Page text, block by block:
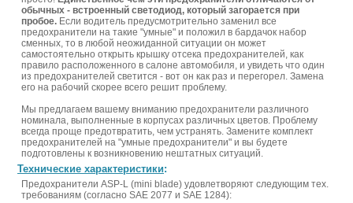
обычных - встроенный светодиод, который загорается при
пробое. Если водитель предусмотрительно заменил все
предохранители на такие "умные" и положил в бардачок набор
сменных, то в любой неожиданной ситуации он может
самостоятельно открыть крышку отсека предохранителей, как
правило расположенного в салоне автомобиля, и увидеть что один
из предохранителей светится - вот он как раз и перегорел. Замена
его на рабочий скорее всего решит проблему.
Мы предлагаем вашему вниманию предохранители различного
номинала, выполненные в корпусах различных цветов. Проблему
всегда проще предотвратить, чем устранять. Замените комплект
предохранителей на "умные предохранители" и вы будете
подготовлены к возникновению нештатных ситуаций.
Технические характеристики:
Предохранители ASP-L (mini blade) удовлетворяют следующим тех.
требованиям (согласно SAE 2077 и SAE 1284):